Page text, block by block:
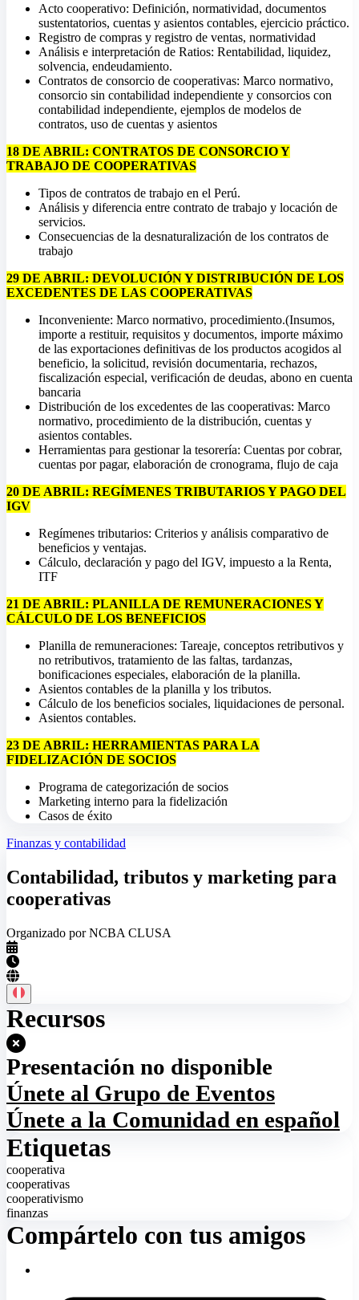
Acto cooperativo: Definición, normatividad, documentos
sustentatorios, cuentas y asientos contables, ejercicio práctico.
Registro de compras y registro de ventas, normatividad
Análisis e interpretación de Ratios: Rentabilidad, liquidez,
solvencia, endeudamiento.
Contratos de consorcio de cooperativas: Marco normativo,
consorcio sin contabilidad independiente y consorcios con
contabilidad independiente, ejemplos de modelos de
contratos, uso de cuentas y asientos
18 DE ABRIL: CONTRATOS DE CONSORCIO Y
TRABAJO DE COOPERATIVAS
Tipos de contratos de trabajo en el Perú.
Análisis y diferencia entre contrato de trabajo y locación de
servicios.
Consecuencias de la desnaturalización de los contratos de
trabajo
29 DE ABRIL: DEVOLUCIÓN Y DISTRIBUCIÓN DE LOS
EXCEDENTES DE LAS COOPERATIVAS
Inconveniente: Marco normativo, procedimiento.(Insumos,
importe a restituir, requisitos y documentos, importe máximo
de las exportaciones definitivas de los productos acogidos al
beneficio, la solicitud, revisión documentaria, rechazos,
fiscalización especial, verificación de deudas, abono en cuenta
bancaria
Distribución de los excedentes de las cooperativas: Marco
normativo, procedimiento de la distribución, cuentas y
asientos contables.
Herramientas para gestionar la tesorería: Cuentas por cobrar,
cuentas por pagar, elaboración de cronograma, flujo de caja
20 DE ABRIL: REGÍMENES TRIBUTARIOS Y PAGO DEL
IGV
Regímenes tributarios: Criterios y análisis comparativo de
beneficios y ventajas.
Cálculo, declaración y pago del IGV, impuesto a la Renta,
ITF
21 DE ABRIL: PLANILLA DE REMUNERACIONES Y
CÁLCULO DE LOS BENEFICIOS
Planilla de remuneraciones: Tareaje, conceptos retributivos y
no retributivos, tratamiento de las faltas, tardanzas,
bonificaciones especiales, elaboración de la planilla.
Asientos contables de la planilla y los tributos.
Cálculo de los beneficios sociales, liquidaciones de personal.
Asientos contables.
23 DE ABRIL: HERRAMIENTAS PARA LA
FIDELIZACIÓN DE SOCIOS
Programa de categorización de socios
Marketing interno para la fidelización
Casos de éxito
Finanzas y contabilidad
Contabilidad, tributos y marketing para
cooperativas
Organizado por NCBA CLUSA
Recursos
Presentación no disponible
Únete al Grupo de Eventos
Únete a la Comunidad en español
Etiquetas
cooperativa
cooperativas
cooperativismo
finanzas
Compártelo con tus amigos